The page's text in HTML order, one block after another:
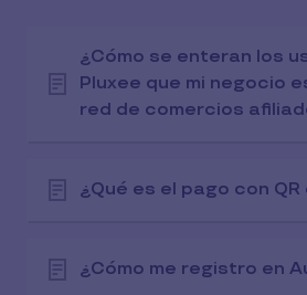
¿Cómo se enteran los
Pluxee que mi negocio
red de comercios
¿Qué es el pago con QR
¿Cómo me registro en